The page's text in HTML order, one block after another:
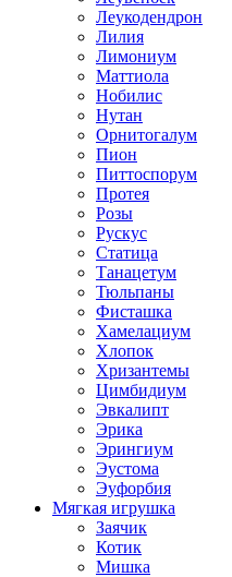
Леукодендрон
Лилия
Лимониум
Маттиола
Нобилис
Нутан
Орнитогалум
Пион
Питтоспорум
Протея
Розы
Рускус
Статица
Танацетум
Тюльпаны
Фисташка
Хамелациум
Хлопок
Хризантемы
Цимбидиум
Эвкалипт
Эрика
Эрингиум
Эустома
Эуфорбия
Мягкая игрушка
Заячик
Котик
Мишка